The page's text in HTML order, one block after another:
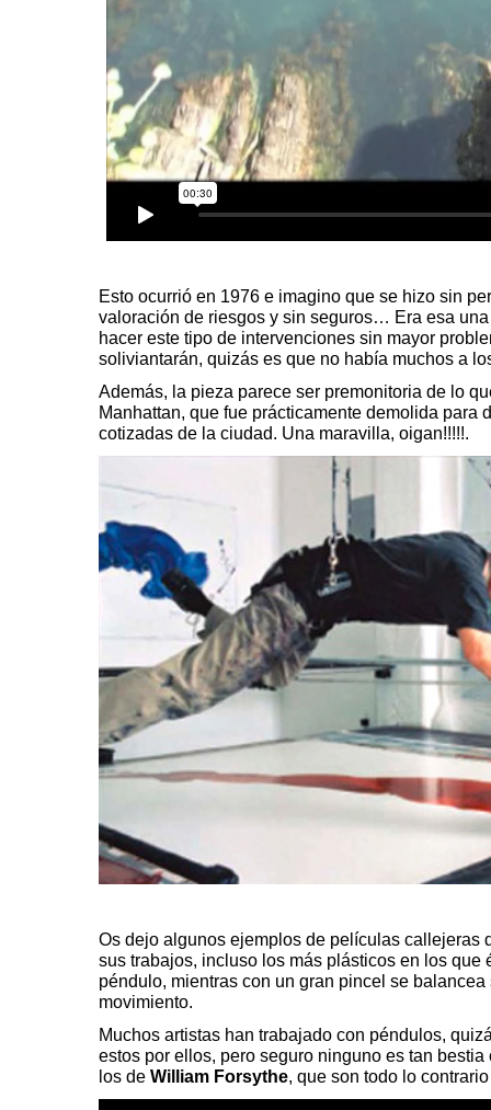
Esto ocurrió en 1976 e imagino que se hizo sin
valoración de riesgos y sin seguros… Era esa
hacer este tipo de intervenciones sin mayor
soliviantarán, quizás es que no había muchos a
Además, la pieza parece ser premonitoria de lo
Manhattan, que fue prácticamente demolida para
cotizadas de la ciudad. Una maravilla, oigan!!!!!.
Os dejo algunos ejemplos de películas callejeras
sus trabajos, incluso los más plásticos en los que
péndulo, mientras con un gran pincel se
movimiento.
Muchos artistas han trabajado con péndulos,
estos por ellos, pero seguro ninguno es tan
los de William Forsythe, que son todo lo